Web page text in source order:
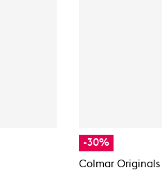
-30%
Colmar Originals